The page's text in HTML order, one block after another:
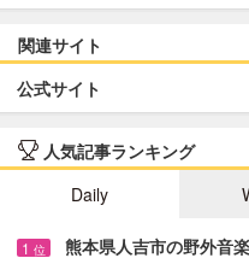
関連サイト
公式サイト
人気記事ランキング
Daily
1 位 熊本県人吉市の野外音